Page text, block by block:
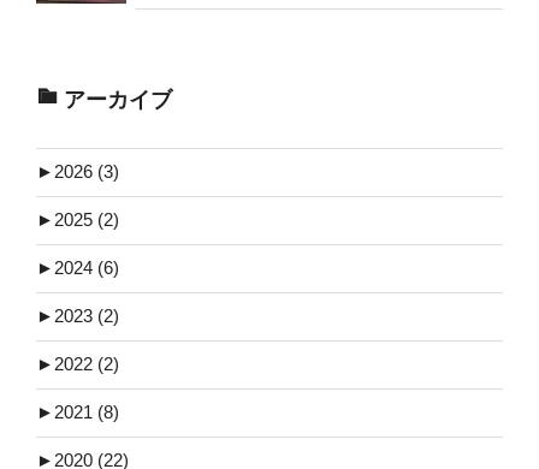
アーカイブ
► 2026 (3)
► 2025 (2)
► 2024 (6)
► 2023 (2)
► 2022 (2)
► 2021 (8)
► 2020 (22)